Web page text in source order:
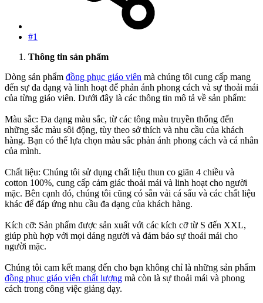
#1
Thông tin sản phẩm
Dòng sản phẩm đồng phục giáo viên mà chúng tôi cung cấp mang
đến sự đa dạng và linh hoạt để phản ánh phong cách và sự thoải mái
của từng giáo viên. Dưới đây là các thông tin mô tả về sản phẩm:
Màu sắc: Đa dạng màu sắc, từ các tông màu truyền thống đến
những sắc màu sôi động, tùy theo sở thích và nhu cầu của khách
hàng. Bạn có thể lựa chọn màu sắc phản ánh phong cách và cá nhân
của mình.
Chất liệu: Chúng tôi sử dụng chất liệu thun co giãn 4 chiều và
cotton 100%, cung cấp cảm giác thoải mái và linh hoạt cho người
mặc. Bên cạnh đó, chúng tôi cũng có sẵn vải cá sấu và các chất liệu
khác để đáp ứng nhu cầu đa dạng của khách hàng.
Kích cỡ: Sản phẩm được sản xuất với các kích cỡ từ S đến XXL,
giúp phù hợp với mọi dáng người và đảm bảo sự thoải mái cho
người mặc.
Chúng tôi cam kết mang đến cho bạn không chỉ là những sản phẩm
đồng phục giáo viên chất lượng mà còn là sự thoải mái và phong
cách trong công việc giảng dạy.